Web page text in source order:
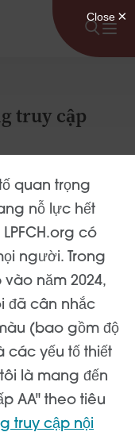
truy cập
quan trọng
nỗ lực hết
có
người. Trong
năm 2024,
đã cân nhắc
(bao gồm độ
các yếu tố thiết
là mang đến
AA" theo tiêu
truy cập nội